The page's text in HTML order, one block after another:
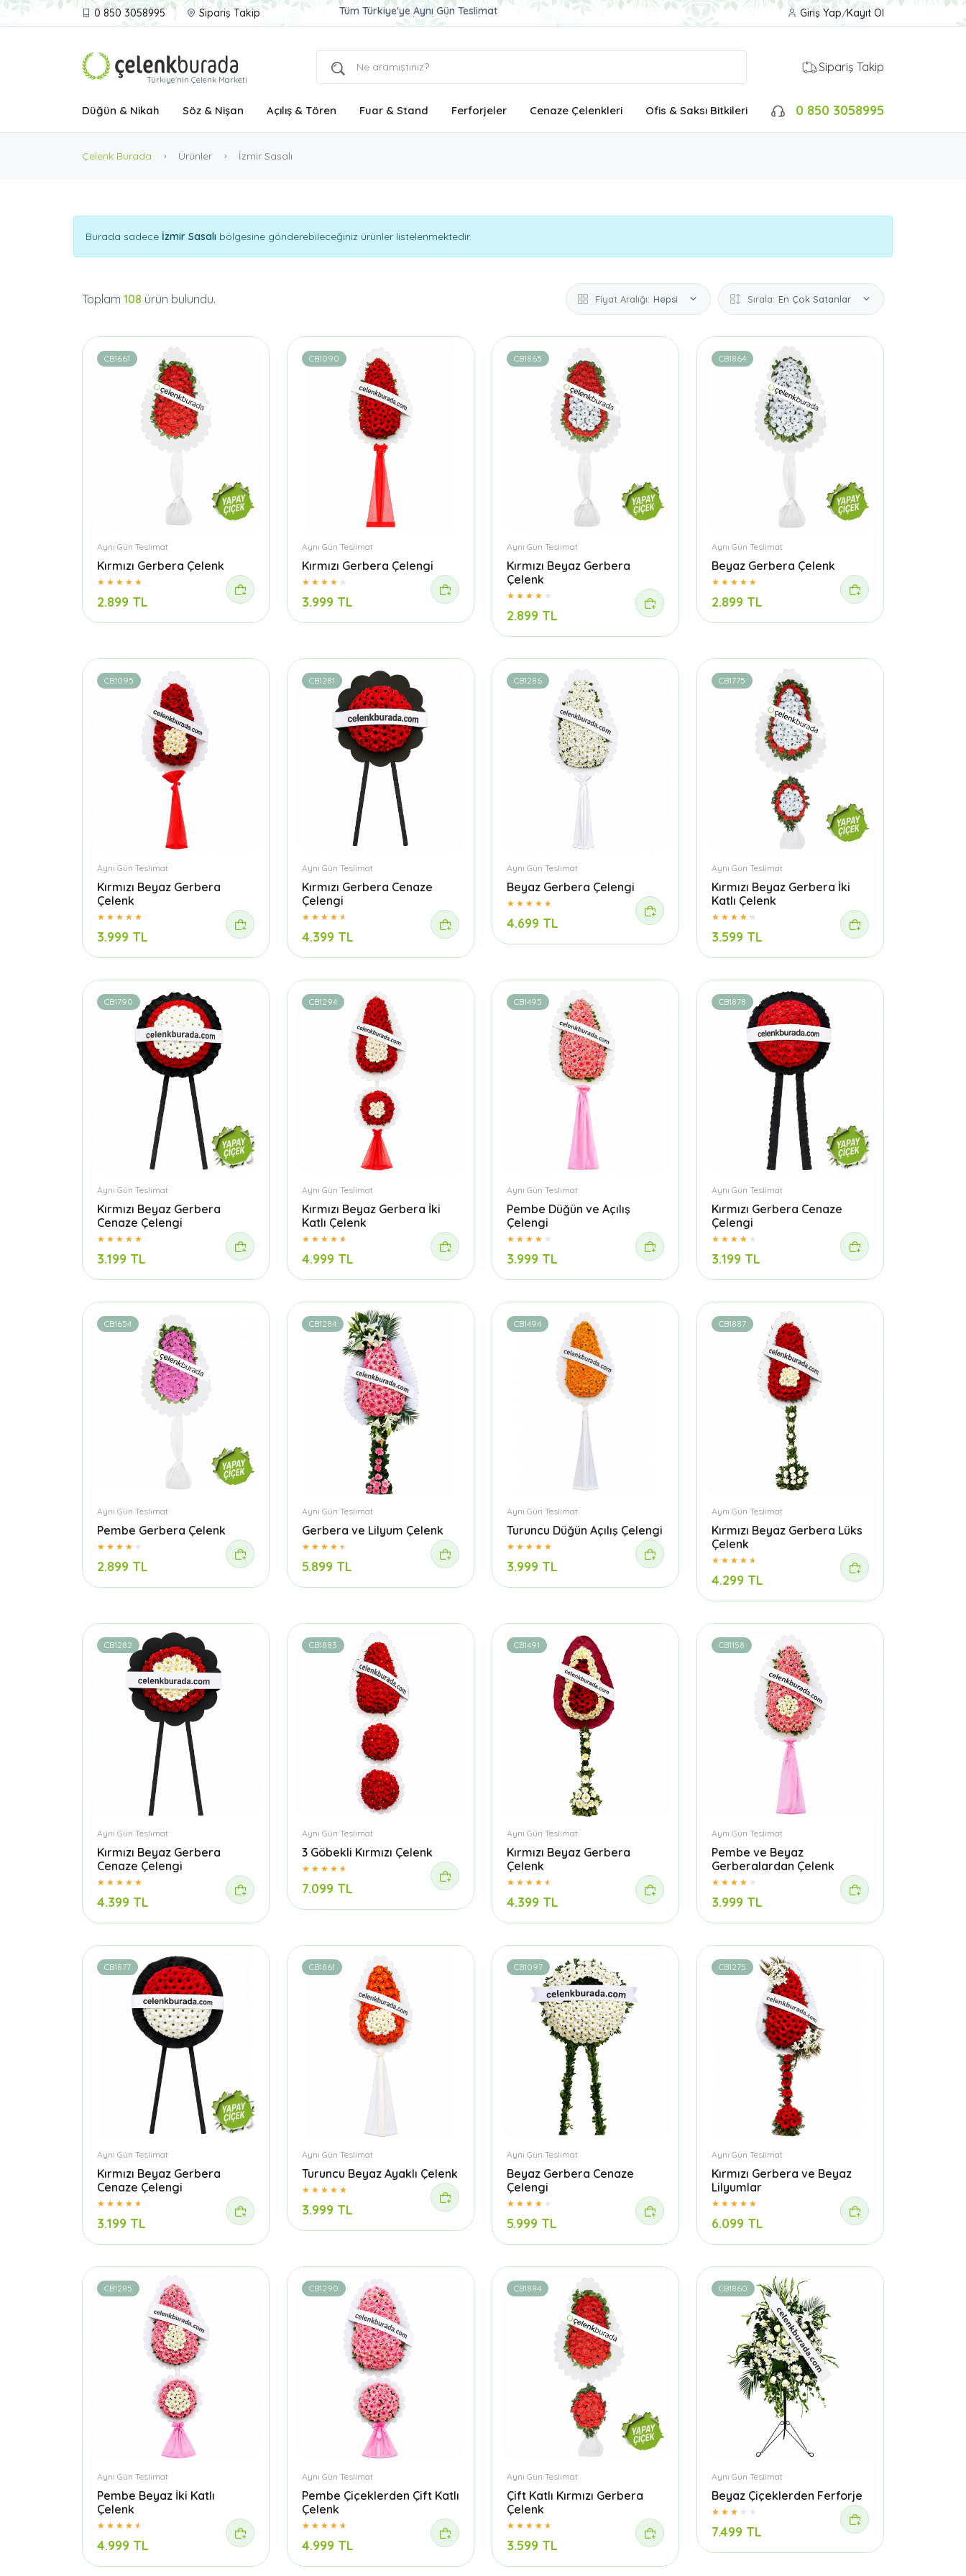
0 850 3058995 Sipariş Takip Ucuz ve Kaliteli Çelenk Gönder
Aynı Gün Teslimat Çelenk Siparişi
Tüm Türkiye'ye Aynı Gün Teslimat
Giriş Yap/Kayıt Ol
Türkiye'nin Çelenk Marketi
Sipariş Takip
Düğün & Nikah Söz & Nişan Açılış & Tören Fuar & Stand Ferforjeler Cenaze Çelenkleri Ofis & Saksı Bitkileri 0 850 3058995
Çelenk Burada Ürünler İzmir Sasalı
Burada sadece İzmir Sasalı bölgesine gönderebileceğiniz ürünler listelenmektedir.
Toplam 108 ürün bulundu. Fiyat Aralığı: Hepsi Sırala: En Çok Satanlar
CB1661
Aynı Gün Teslimat
Kırmızı Gerbera Çelenk
2.899 TL
CB1090
Aynı Gün Teslimat
Kırmızı Gerbera Çelengi
3.999 TL
CB1865
Aynı Gün Teslimat
Kırmızı Beyaz Gerbera
Çelenk
2.899 TL
CB1864
Aynı Gün Teslimat
Beyaz Gerbera Çelenk
2.899 TL
CB1095
Aynı Gün Teslimat
Kırmızı Beyaz Gerbera
Çelenk
3.999 TL
CB1281
Aynı Gün Teslimat
Kırmızı Gerbera Cenaze
Çelengi
4.399 TL
CB1286
Aynı Gün Teslimat
Beyaz Gerbera Çelengi
4.699 TL
CB1775
Aynı Gün Teslimat
Kırmızı Beyaz Gerbera İki
Katlı Çelenk
3.599 TL
CB1790
Aynı Gün Teslimat
Kırmızı Beyaz Gerbera
Cenaze Çelengi
3.199 TL
CB1294
Aynı Gün Teslimat
Kırmızı Beyaz Gerbera İki
Katlı Çelenk
4.999 TL
CB1495
Aynı Gün Teslimat
Pembe Düğün ve Açılış
Çelengi
3.999 TL
CB1878
Aynı Gün Teslimat
Kırmızı Gerbera Cenaze
Çelengi
3.199 TL
CB1654
Aynı Gün Teslimat
Pembe Gerbera Çelenk
2.899 TL
CB1284
Aynı Gün Teslimat
Gerbera ve Lilyum Çelenk
5.899 TL
CB1494
Aynı Gün Teslimat
Turuncu Düğün Açılış Çelengi
3.999 TL
CB1887
Aynı Gün Teslimat
Kırmızı Beyaz Gerbera Lüks
Çelenk
4.299 TL
CB1282
Aynı Gün Teslimat
Kırmızı Beyaz Gerbera
Cenaze Çelengi
4.399 TL
CB1883
Aynı Gün Teslimat
3 Göbekli Kırmızı Çelenk
7.099 TL
CB1491
Aynı Gün Teslimat
Kırmızı Beyaz Gerbera
Çelenk
4.399 TL
CB1158
Aynı Gün Teslimat
Pembe ve Beyaz
Gerberalardan Çelenk
3.999 TL
CB1877
Aynı Gün Teslimat
Kırmızı Beyaz Gerbera
Cenaze Çelengi
3.199 TL
CB1861
Aynı Gün Teslimat
Turuncu Beyaz Ayaklı Çelenk
3.999 TL
CB1097
Aynı Gün Teslimat
Beyaz Gerbera Cenaze
Çelengi
5.999 TL
CB1275
Aynı Gün Teslimat
Kırmızı Gerbera ve Beyaz
Lilyumlar
6.099 TL
CB1285
Aynı Gün Teslimat
Pembe Beyaz İki Katlı
Çelenk
4.999 TL
CB1290
Aynı Gün Teslimat
Pembe Çiçeklerden Çift Katlı
Çelenk
4.999 TL
CB1884
Aynı Gün Teslimat
Çift Katlı Kırmızı Gerbera
Çelenk
3.599 TL
CB1860
Aynı Gün Teslimat
Beyaz Çiçeklerden Ferforje
7.499 TL